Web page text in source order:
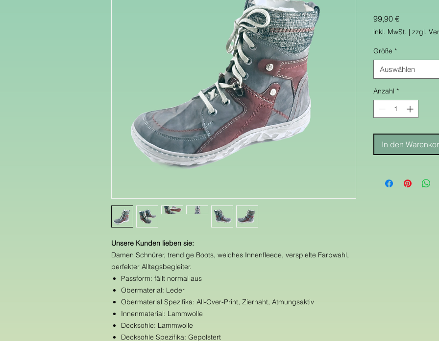
Unsere Kunden lieben sie:
Damen Schnürer, trendige Boots, weiches Innenfleece, verspielte Farbwahl,
perfekter Alltagsbegleiter.
Passform: fällt normal aus
Obermaterial: Leder
Obermaterial Spezifika: All-Over-Print, Ziernaht, Atmungsaktiv
Innenmaterial: Lammwolle
Decksohle: Lammwolle
Decksohle Spezifika: Gepolstert
99,90 €Preis
inkl. MwSt. | zzgl.
Größe *
Auswählen
Anzahl *
In den